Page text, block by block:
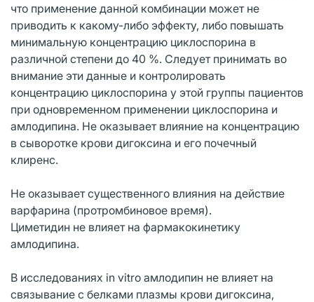
что применение данной комбинации может не
приводить к какому-либо эффекту, либо повышать
минимальную концентрацию циклоспорина в
различной степени до 40 %. Следует принимать во
внимание эти данные и контролировать
концентрацию циклоспорина у этой группы пациентов
при одновременном применении циклоспорина и
амлодипина. Не оказывает влияние на концентрацию
в сыворотке крови дигоксина и его почечный
клиренс.
Не оказывает существенного влияния на действие
варфарина (протромбиновое время).
Циметидин не влияет на фармакокинетику
амлодипина.
В исследованиях in vitro амлодипин не влияет на
связывание с белками плазмы крови дигоксина,